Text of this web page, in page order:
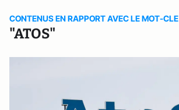
CONTENUS EN RAPPORT AVEC LE MOT-CLE
"ATOS"